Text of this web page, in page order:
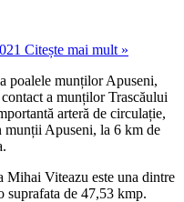
Citește mai mult »
poalele munților Apuseni,
a munților Trascăului
arteră de circulație,
munții Apuseni, la 6 km de
Mihai Viteazu este una dintre
de 47,53 kmp.